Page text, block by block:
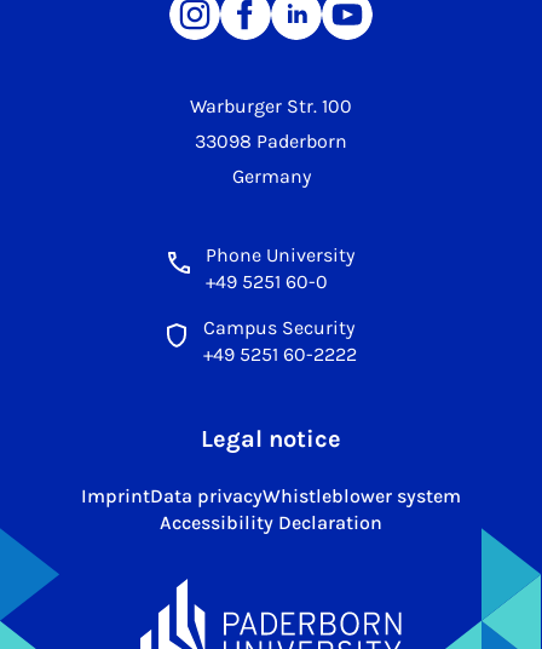
Warburger Str. 100
33098 Paderborn
Germany
Phone University
+49 5251 60-0
Campus Security
+49 5251 60-2222
Legal notice
ImprintData privacyWhistleblower system
Accessibility Declaration